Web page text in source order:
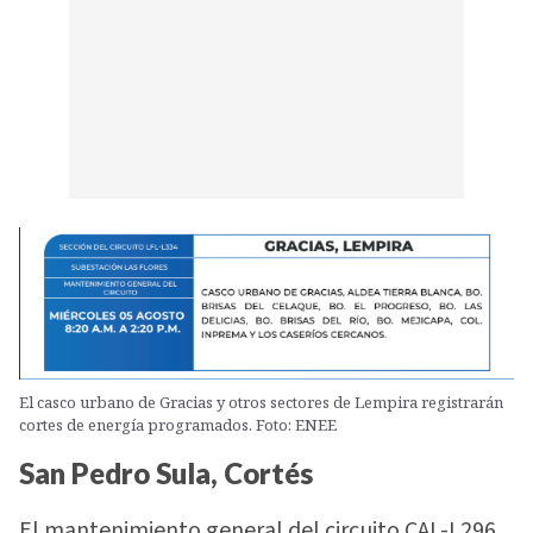
El casco urbano de Gracias y otros sectores de Lempira registrarán
cortes de energía programados. Foto: ENEE
San Pedro Sula, Cortés